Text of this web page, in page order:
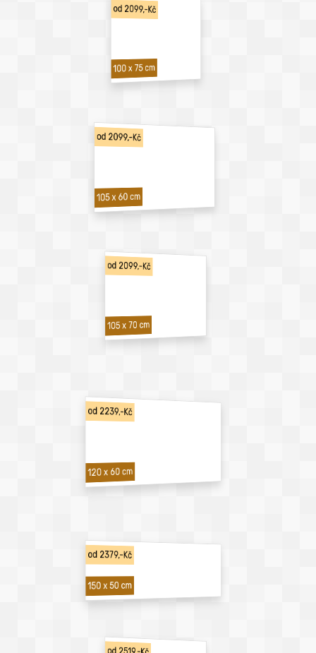
od 2099,-Kč
100 x 75 cm
od 2099,-Kč
105 x 60 cm
od 2099,-Kč
105 x 70 cm
od 2239,-Kč
120 x 60 cm
od 2379,-Kč
150 x 50 cm